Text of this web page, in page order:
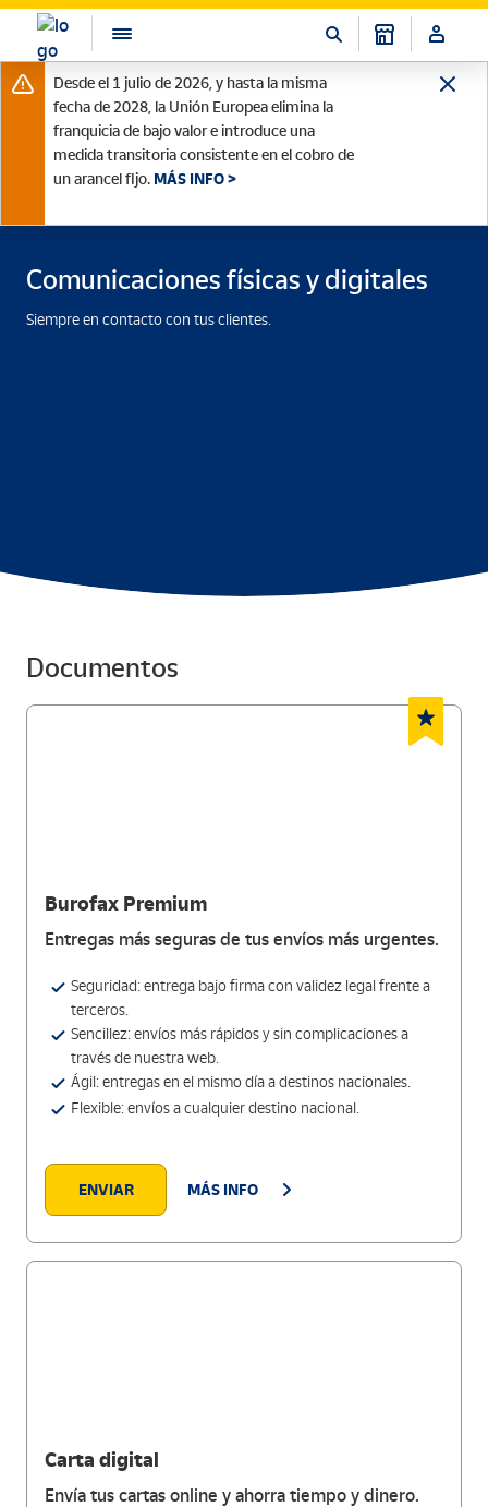
Desde el 1 julio de 2026, y hasta la misma
fecha de 2028, la Unión Europea elimina la
franquicia de bajo valor e introduce una
medida transitoria consistente en el cobro de
un arancel fijo. MÁS INFO >
Comunicaciones físicas y digitales
Siempre en contacto con tus clientes.
Documentos
Burofax Premium
Entregas más seguras de tus envíos más urgentes.
Seguridad: entrega bajo firma con validez legal frente a
terceros.
Sencillez: envíos más rápidos y sin complicaciones a
través de nuestra web.
Ágil: entregas en el mismo día a destinos nacionales.
Flexible: envíos a cualquier destino nacional.
ENVIAR MÁS INFO
Carta digital
Envía tus cartas online y ahorra tiempo y dinero.